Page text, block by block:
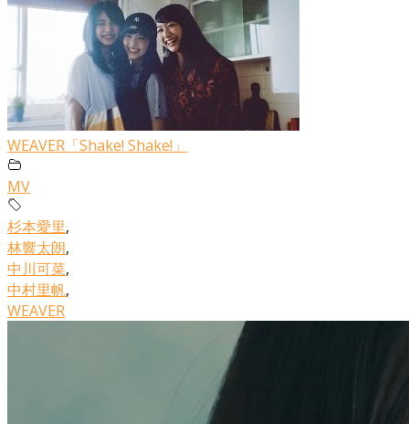
WEAVER「Shake! Shake!」
MV
杉本愛里,
林響太朗,
中川可菜,
中村里帆,
WEAVER